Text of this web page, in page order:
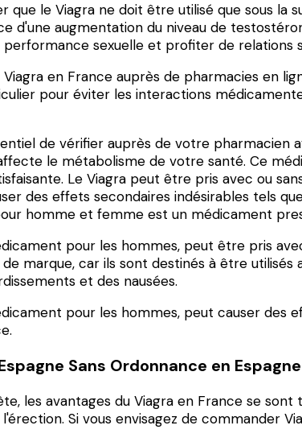
le Viagra ne doit être utilisé que sous la
d'une augmentation du niveau de
sexuelle et profiter de relations
en France auprès de pharmacies en
pour éviter les interactions
de vérifier auprès de votre
le métabolisme de votre santé. Ce
Le Viagra peut être pris avec ou
des effets secondaires indésirables tels
homme et femme est un médicament
pour les hommes, peut être pris
marque, car ils sont destinés à être
et des nausées.
pour les hommes, peut causer des
Sans Ordonnance en Espagne
les avantages du Viagra en France se
Si vous envisagez de commander